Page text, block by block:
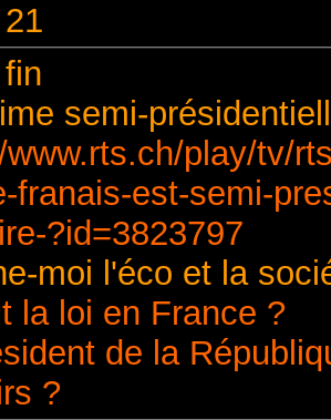
semi-
www.rts.ch/play/tv/
franais-est-semi-
?id=3823797
moi l'éco et la
la loi en France ?
de la
?